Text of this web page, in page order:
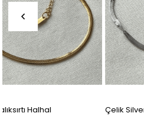
Çelik Silver Döner İtalyan Halhal